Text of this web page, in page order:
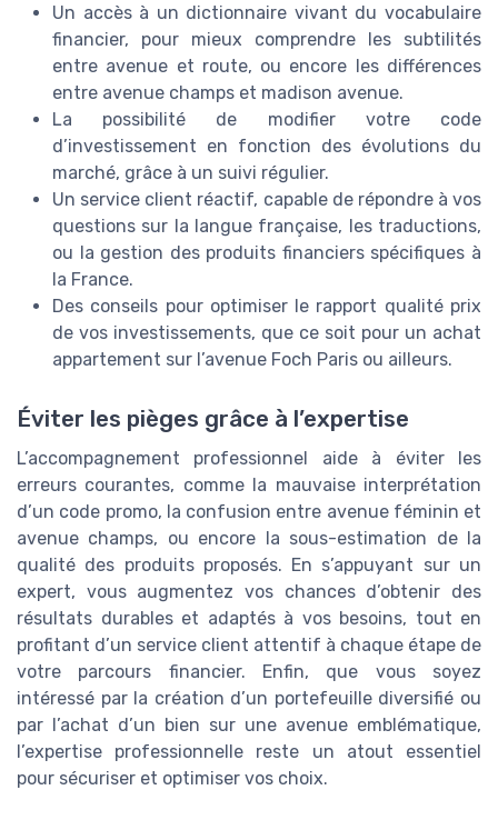
Un accès à un dictionnaire vivant du vocabulaire
financier, pour mieux comprendre les subtilités
entre avenue et route, ou encore les différences
entre avenue champs et madison avenue.
La possibilité de modifier votre code
d’investissement en fonction des évolutions du
marché, grâce à un suivi régulier.
Un service client réactif, capable de répondre à vos
questions sur la langue française, les traductions,
ou la gestion des produits financiers spécifiques à
la France.
Des conseils pour optimiser le rapport qualité prix
de vos investissements, que ce soit pour un achat
appartement sur l’avenue Foch Paris ou ailleurs.
Éviter les pièges grâce à l’expertise
L’accompagnement professionnel aide à éviter les
erreurs courantes, comme la mauvaise interprétation
d’un code promo, la confusion entre avenue féminin et
avenue champs, ou encore la sous-estimation de la
qualité des produits proposés. En s’appuyant sur un
expert, vous augmentez vos chances d’obtenir des
résultats durables et adaptés à vos besoins, tout en
profitant d’un service client attentif à chaque étape de
votre parcours financier. Enfin, que vous soyez
intéressé par la création d’un portefeuille diversifié ou
par l’achat d’un bien sur une avenue emblématique,
l’expertise professionnelle reste un atout essentiel
pour sécuriser et optimiser vos choix.